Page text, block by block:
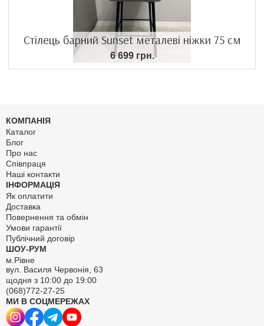
Стілець барний Sunset металеві ніжки 75 см
6 699 грн.
КОМПАНІЯ
Каталог
Блог
Про нас
Співпраця
Наші контакти
ІНФОРМАЦІЯ
Як оплатити
Доставка
Повернення та обмін
Умови гарантії
Публічний договір
ШОУ-РУМ
м.Рівне
вул. Василя Червонія, 63
щодня з 10:00 до 19:00
(068)772-27-25
МИ В СОЦМЕРЕЖАХ